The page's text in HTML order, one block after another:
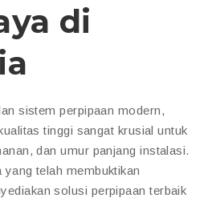
di
sistem perpipaan modern,
tinggi sangat krusial untuk
dan umur panjang instalasi.
telah membuktikan
solusi perpipaan terbaik